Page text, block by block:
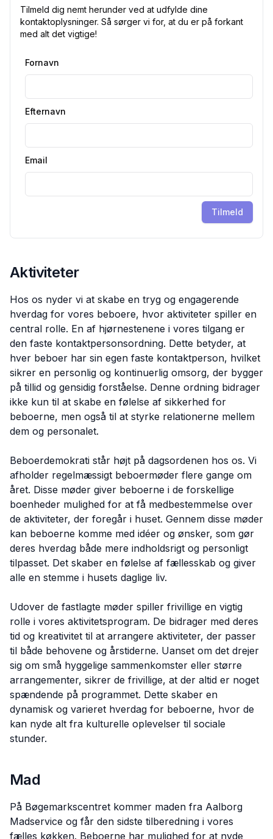
Tilmeld dig nemt herunder ved at udfylde dine
kontaktoplysninger. Så sørger vi for, at du er på forkant
med alt det vigtige!
Fornavn
Efternavn
Email
Tilmeld
Aktiviteter
Hos os nyder vi at skabe en tryg og engagerende
hverdag for vores beboere, hvor aktiviteter spiller en
central rolle. En af hjørnestenene i vores tilgang er
den faste kontaktpersonsordning. Dette betyder, at
hver beboer har sin egen faste kontaktperson, hvilket
sikrer en personlig og kontinuerlig omsorg, der bygger
på tillid og gensidig forståelse. Denne ordning bidrager
ikke kun til at skabe en følelse af sikkerhed for
beboerne, men også til at styrke relationerne mellem
dem og personalet.
Beboerdemokrati står højt på dagsordenen hos os. Vi
afholder regelmæssigt beboermøder flere gange om
året. Disse møder giver beboerne i de forskellige
boenheder mulighed for at få medbestemmelse over
de aktiviteter, der foregår i huset. Gennem disse møder
kan beboerne komme med idéer og ønsker, som gør
deres hverdag både mere indholdsrigt og personligt
tilpasset. Det skaber en følelse af fællesskab og giver
alle en stemme i husets daglige liv.
Udover de fastlagte møder spiller frivillige en vigtig
rolle i vores aktivitetsprogram. De bidrager med deres
tid og kreativitet til at arrangere aktiviteter, der passer
til både behovene og årstiderne. Uanset om det drejer
sig om små hyggelige sammenkomster eller større
arrangementer, sikrer de frivillige, at der altid er noget
spændende på programmet. Dette skaber en
dynamisk og varieret hverdag for beboerne, hvor de
kan nyde alt fra kulturelle oplevelser til sociale
stunder.
Mad
På Bøgemarkscentret kommer maden fra Aalborg
Madservice og får den sidste tilberedning i vores
fælles køkken. Beboerne har mulighed for at nyde